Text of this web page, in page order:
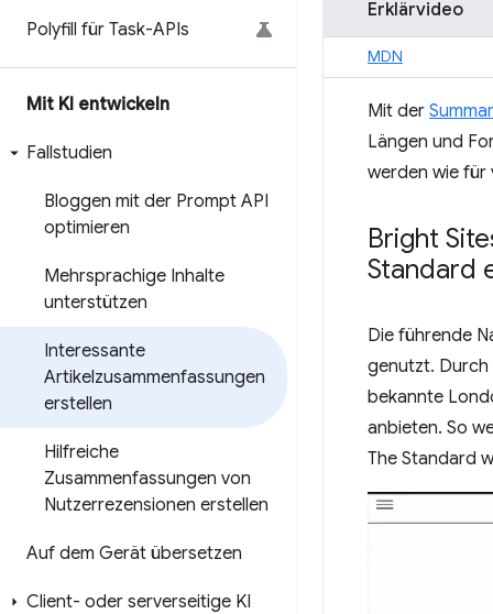
Polyfill für Task-APIs
Mit KI entwickeln
Fallstudien
Bloggen mit der Prompt API
optimieren
Mehrsprachige Inhalte
unterstützen
Interessante
Artikelzusammenfassungen
erstellen
Hilfreiche
Zusammenfassungen von
Nutzerrezensionen erstellen
Auf dem Gerät übersetzen
Client- oder serverseitige KI
Erklärvideo
MDN
Mit der
Längen und
werden wie für
Bright
Standard
Die führende
genutzt. Durch
bekannte
anbieten. So
The Standard